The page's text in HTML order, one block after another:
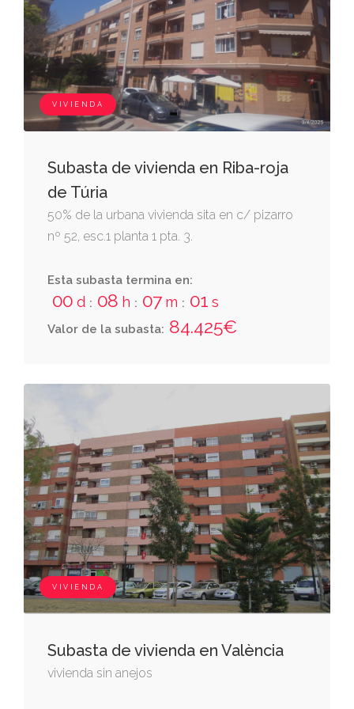
VIVIENDA
Subasta de vivienda en Riba-roja
de Túria
50% de la urbana vivienda sita en c/ pizarro
nº 52, esc.1 planta 1 pta. 3.
Esta subasta termina en:
00 d : 08 h : 07 m : 00s
Valor de la subasta: 84.425€
VIVIENDA
Subasta de vivienda en València
vivienda sin anejos